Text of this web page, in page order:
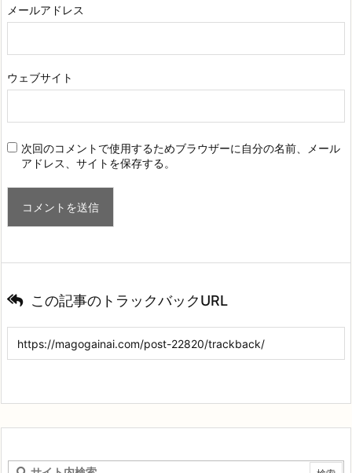
メールアドレス
ウェブサイト
次回のコメントで使用するためブラウザーに自分の名前、メール
アドレス、サイトを保存する。
この記事のトラックバックURL